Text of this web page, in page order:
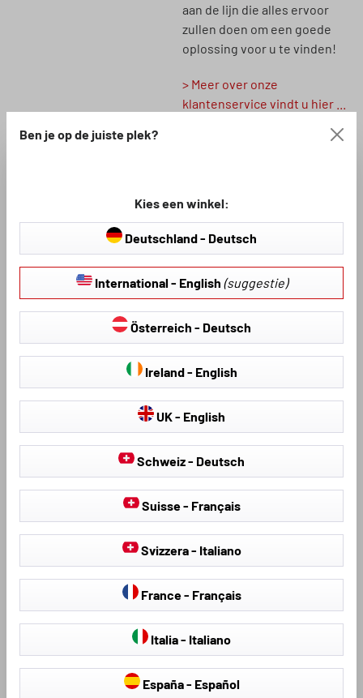
aan de lijn die alles ervoor
zullen doen om een goede
oplossing voor u te vinden!
> Meer over onze
klantenservice vindt u hier ...
Duurzaamheid en vrije handel
duurzaamheidsgedachte ook
in het dagelijks leven toe te
passen, is WALSER lid van
amfori en deelnemer aan de
initiatieven amfori BSCI en
BEPI. Amfori is de wereldwijd
leidende
ondernemingsvereniging voor
vrije en duurzame handel.
Daarmee zetten wij ons in
voor de naleving en
maatschappelijke en
milieustandaarden in alle
> Lees meer over onze
betrokkenheid ...
DUURZAAMHEID
Ons ontwikkelingsteam volgt
voortdurend de meest actuele
trends op de markt en
ontwikkelt deze voor u tot
kant-en-klare, innovatieve
producten. Tot één van de
grootste en belangrijkste
Ben je op de juiste plek?
Kies een winkel:
Deutschland - Deutsch
International - English (suggestie)
Österreich - Deutsch
Ireland - English
UK - English
Schweiz - Deutsch
Suisse - Français
Svizzera - Italiano
France - Français
Italia - Italiano
España - Español